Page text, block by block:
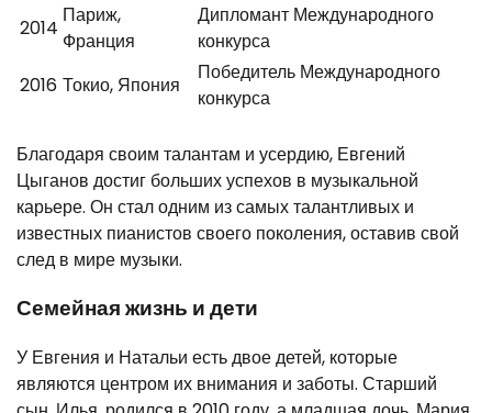
2014
Париж,
Франция
Дипломант Международного
конкурса
2016 Токио, Япония
Победитель Международного
конкурса
Благодаря своим талантам и усердию, Евгений
Цыганов достиг больших успехов в музыкальной
карьере. Он стал одним из самых талантливых и
известных пианистов своего поколения, оставив свой
след в мире музыки.
Семейная жизнь и дети
У Евгения и Натальи есть двое детей, которые
являются центром их внимания и заботы. Старший